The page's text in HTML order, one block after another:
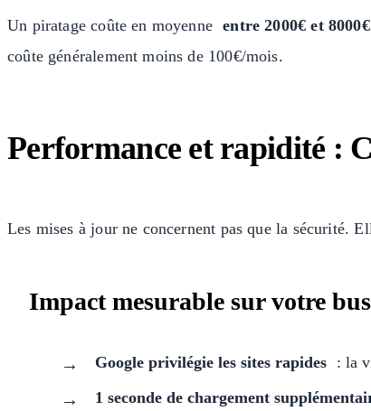
Un piratage coûte en moyenne entre 2000€ et 8000€
coûte généralement moins de 100€/mois.
Performance et rapidité :
Les mises à jour ne concernent pas que la sécurité.
Impact mesurable sur votre
Google privilégie les sites rapides : la
1 seconde de chargement